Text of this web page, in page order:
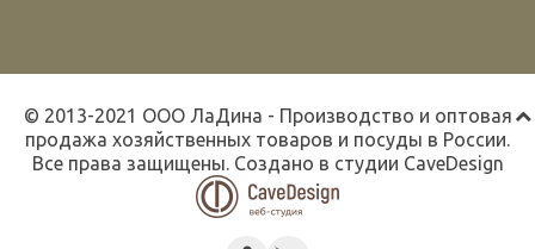
© 2013-2021 ООО ЛаДина - Производство и оптовая
продажа хозяйственных товаров и посуды в России.
Все права защищены. Создано в студии CaveDesign